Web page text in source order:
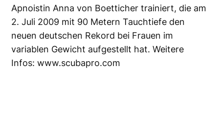
Apnoistin Anna von Boetticher trainiert, die am
2. Juli 2009 mit 90 Metern Tauchtiefe den
neuen deutschen Rekord bei Frauen im
variablen Gewicht aufgestellt hat. Weitere
Infos: www.scubapro.com